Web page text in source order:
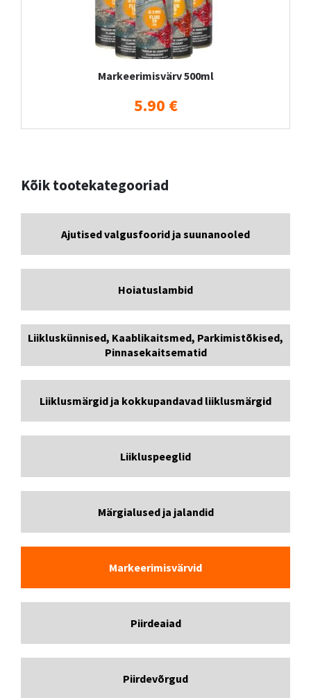
Markeerimisvärv 500ml
5.90 €
Kõik tootekategooriad
Ajutised valgusfoorid ja suunanooled
Hoiatuslambid
Liikluskünnised, Kaablikaitsmed, Parkimistõkised,
Pinnasekaitsematid
Liiklusmärgid ja kokkupandavad liiklusmärgid
Liikluspeeglid
Märgialused ja jalandid
Markeerimisvärvid
Piirdeaiad
Piirdevõrgud